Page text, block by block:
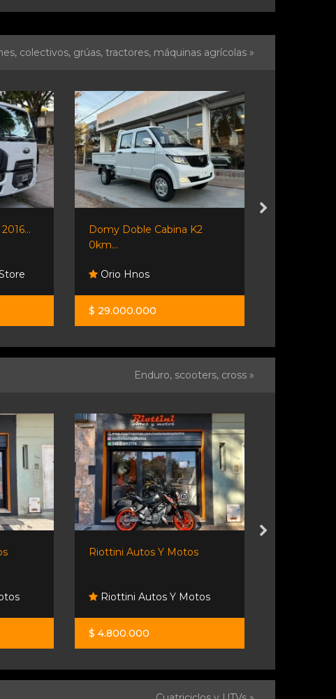
colectivos, grúas, tractores, máquinas agrícolas »
Domy Doble Cabina K2
0km...
Orio Hnos
$ 29.000.000
Enduro, scooters, cross »
Riottini Autos Y Motos
Riottini Autos Y Motos
$ 4.800.000